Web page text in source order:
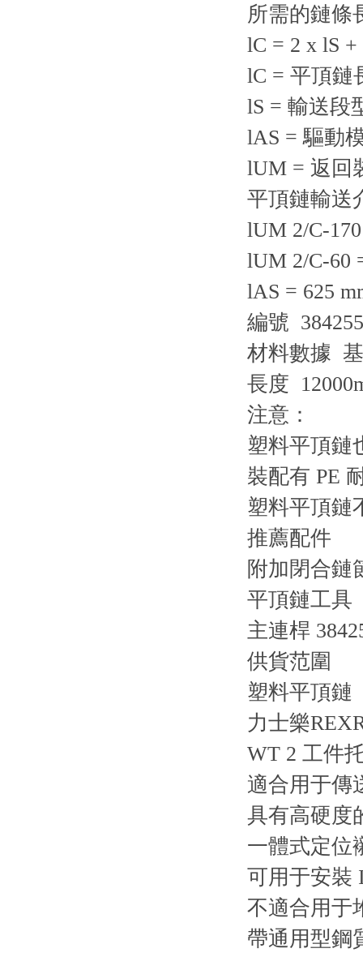
所需的鏈條
lC = 2 x lS
lC = 平頂鏈
lS = 輸送段
lAS = 驅動
lUM = 返回
平頂鏈輸送
lUM 2/C-
lUM 2/C-60
lAS = 625
編號
材料數據
長度
注意：
塑料平頂鏈
裝配有 PE
塑料平頂鏈
推薦配件
附加閉合鏈
平頂鏈工具
主連桿
供貨范圍
塑料平頂鏈
力士樂
WT 2 工件
適合用于傳
具有高硬度
一體式定位
可用于安裝
不適合用于
帶通用型鋼